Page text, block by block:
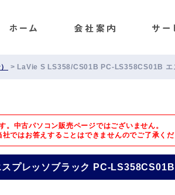
> LaVie S LS358/CS01B PC-LS358CS01B エ
。中古パソコン販売ページではございません。
社ではお答えすることはできませんのでご了承くだ
プレッソブラック PC-LS358CS01B